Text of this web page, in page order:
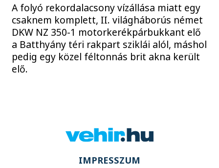
A folyó rekordalacsony vízállása miatt egy
csaknem komplett, II. világháborús német
DKW NZ 350-1 motorkerékpárbukkant elő
a Batthyány téri rakpart sziklái alól, máshol
pedig egy közel féltonnás brit akna került
elő.
IMPRESSZUM